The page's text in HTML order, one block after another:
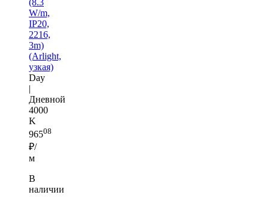
W/m,
IP20,
2216,
3m)
(Arlight,
узкая)
Day
|
Дневной
4000
K
96508
₽/
м
В
наличии